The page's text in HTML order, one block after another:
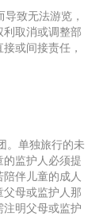
致无法游览，
取消或调整部
或间接责任，
。单独旅行的未
的监护人必须提
伴儿童的成人
父母或监护人那
明父母或监护